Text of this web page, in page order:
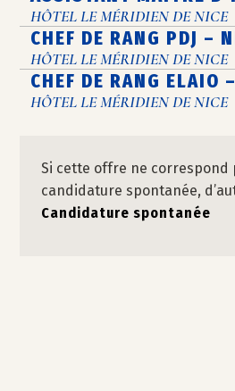
HÔTEL LE MÉRIDIEN DE NICE
CHEF DE RANG PDJ –
HÔTEL LE MÉRIDIEN DE NICE
CHEF DE RANG ELAIO
HÔTEL LE MÉRIDIEN DE NICE
Si cette offre ne correspond
candidature spontanée,
Candidature spontanée